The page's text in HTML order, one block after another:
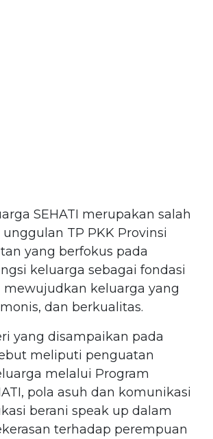
SEHATI merupakan salah
TP PKK Provinsi
yang berfokus pada
keluarga sebagai fondasi
keluarga yang
dan berkualitas.
yang disampaikan pada
meliputi penguatan
melalui Program
pola asuh dan komunikasi
berani speak up dalam
terhadap perempuan